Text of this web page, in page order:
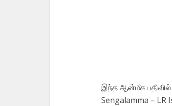
இந்த ஆன்மீக
Sengalamma – LR